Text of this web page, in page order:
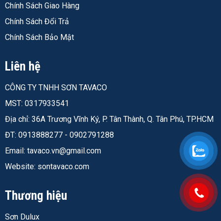
Tỉ trọng
Thành phần chất
Thời gian khô bề
mặt
cứng
≤ 1 giờ
giữa 2 lớp
3 giờ
Độ dày màng
sơn khô đề nghị
Chính Sách Giao Hàng
Chính Sách Đổi Trả
Chính Sách Bảo Mật
Liên hệ
CÔNG TY TNHH SƠN TAVACO
MST: 0317933541
Địa chỉ: 36A Trương Vĩnh Ký, P. Tân Thành, Q. Tân Phú, TP.HCM
ĐT: 0913888277 - 0902791288
Email: tavaco.vn@gmail.com
Website: sontavaco.com
Thương hiệu
Sơn Dulux